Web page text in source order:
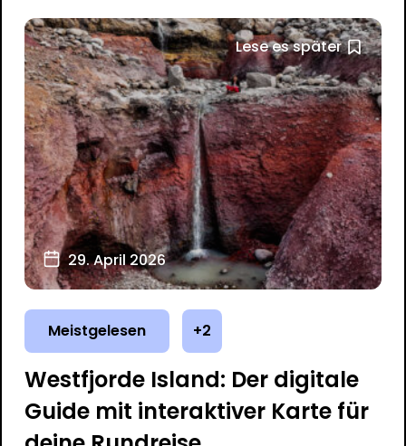
Lese es später
29. April 2026
Meistgelesen +2
Westfjorde Island: Der digitale
Guide mit interaktiver Karte für